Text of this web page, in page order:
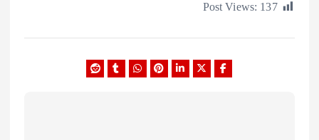
Post Views: